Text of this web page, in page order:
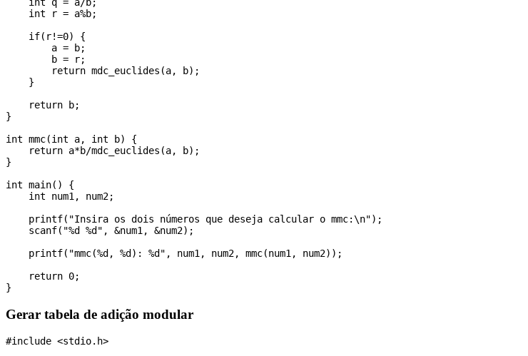
    int r = a%b;
    if(r!=0) {
        a = b;
        b = r;
        return mdc_euclides(a, b);
    }
    return b;
}
int mmc(int a, int b) {
    return a*b/mdc_euclides(a, b);
}
int main() {
    int num1, num2;
    printf("Insira os dois números que deseja calcular o mmc:\n");
    scanf("%d %d", &num1, &num2);
    printf("mmc(%d, %d): %d", num1, num2, mmc(num1, num2));
    return 0;
Gerar tabela de adição modular
#include <stdio.h>